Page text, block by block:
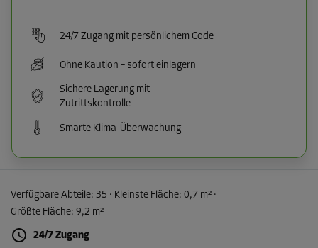
24/7 Zugang mit persönlichem Code
Ohne Kaution – sofort einlagern
Sichere Lagerung mit
Zutrittskontrolle
Smarte Klima-Überwachung
Verfügbare Abteile: 35 · Kleinste Fläche: 0,7 m² ·
Größte Fläche: 9,2 m²
24/7 Zugang